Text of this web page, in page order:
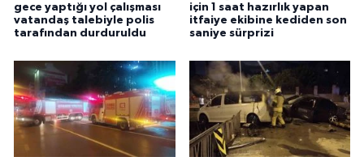
gece yaptığı yol çalışması
vatandaş talebiyle polis
tarafından durduruldu
için 1 saat hazırlık yapan
itfaiye ekibine kediden son
saniye sürprizi